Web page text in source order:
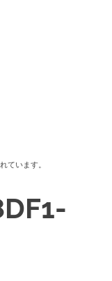
ています。